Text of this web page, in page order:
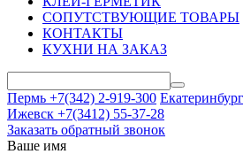
СОПУТСТВУЮЩИЕ ТОВАРЫ
КОНТАКТЫ
КУХНИ НА ЗАКАЗ
Пермь +7(342) 2-919-300
Ижевск +7(3412) 55-37-28
Заказать обратный звонок
Ваше имя